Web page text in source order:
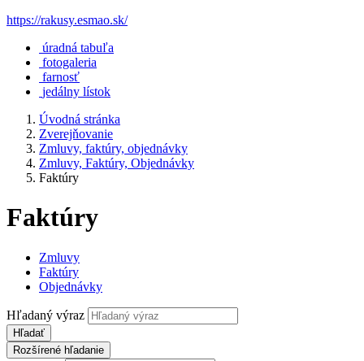
https://rakusy.esmao.sk/
úradná tabuľa
fotogaleria
farnosť
jedálny lístok
Úvodná stránka
Zverejňovanie
Zmluvy, faktúry, objednávky
Zmluvy, Faktúry, Objednávky
Faktúry
Faktúry
Zmluvy
Faktúry
Objednávky
Hľadaný výraz
Hľadať
Rozšírené hľadanie